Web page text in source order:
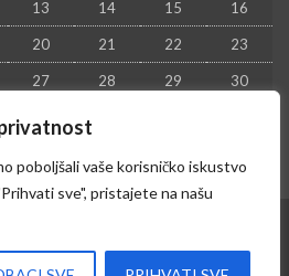
poboljšali vaše korisničko iskustvo
sve", pristajete na našu
13 14 15 16
20 21 22 23
27 28 29 30